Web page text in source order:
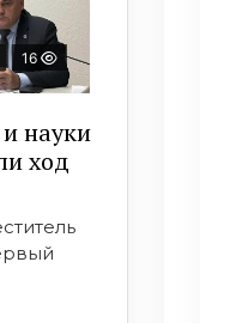
16
науки
ход